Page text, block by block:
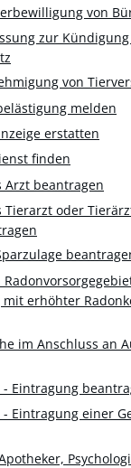
von
zur
von
melden
erstatten
finden
beantragen
oder
erhöhter
im Anschluss an
Eintragung
Eintragung einer